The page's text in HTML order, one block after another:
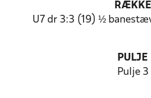
RÆKKE
U7 dr 3:3 (19) ½
PULJE
Pulje 3